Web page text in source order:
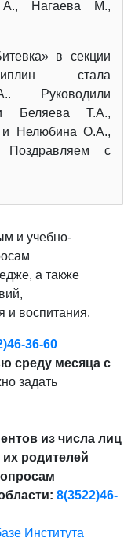
А., Нагаева М.,
в секции
стала
Руководили
Беляева Т.А.,
и Нелюбина О.А.,
Поздравляем с
и учебно-
а также
и воспитания.
36-60
среду месяца с
задать
из числа лиц
родителей
8(3522)46-
Института